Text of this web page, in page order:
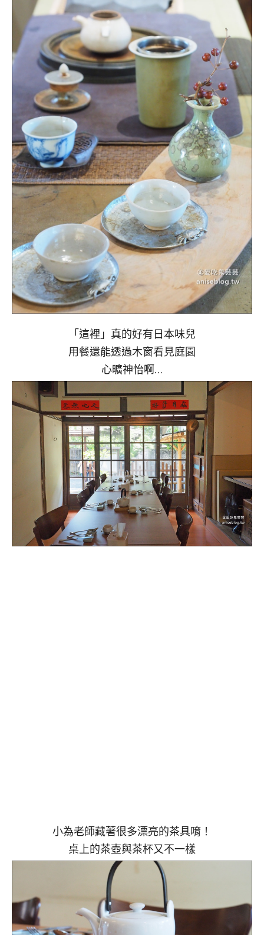
「這裡」真的好有日本味兒
用餐還能透過木窗看見庭園
心曠神怡啊…
小為老師藏著很多漂亮的茶具唷！
桌上的茶壺與茶杯又不一樣